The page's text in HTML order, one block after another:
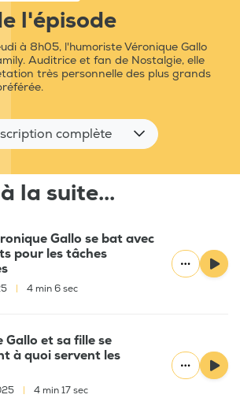
l'épisode
à 8h05, l'humoriste Véronique Gallo
Auditrice et fan de Nostalgie, elle
très personnelle des plus grands
complète
la suite...
Gallo se bat avec
pour les tâches
4 min 6 sec
Gallo et sa fille se
à quoi servent les
4 min 17 sec